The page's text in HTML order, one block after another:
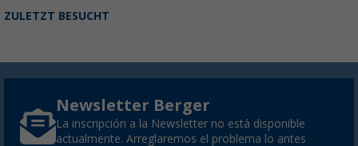
ZULETZT BESUCHT
Newsletter Berger
La inscripción a la Newsletter no está disponible
actualmente. Arreglaremos el problema lo antes